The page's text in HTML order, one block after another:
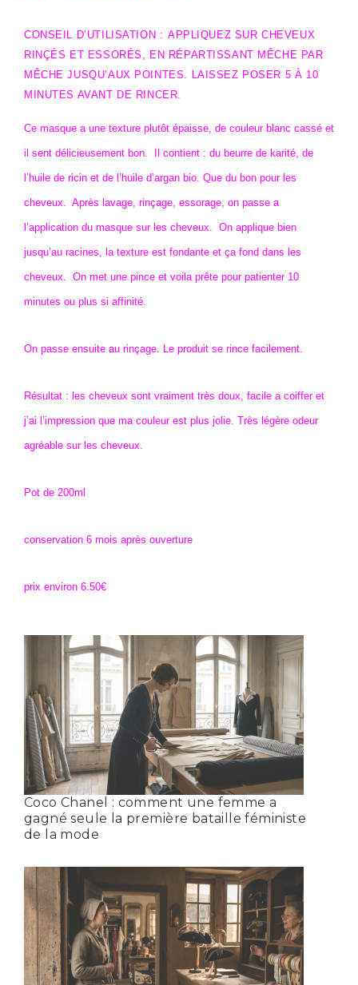
CONSEIL D’UTILISATION : APPLIQUEZ SUR CHEVEUX
RINÇÉS ET ESSORÉS, EN RÉPARTISSANT MÊCHE PAR
MÊCHE JUSQU’AUX POINTES. LAISSEZ POSER 5 À 10
MINUTES AVANT DE RINCER.
Ce masque a une texture plutôt épaisse, de couleur blanc cassé et
il sent délicieusement bon. Il contient : du beurre de karité, de
l’huile de ricin et de l’huile d’argan bio. Que du bon pour les
cheveux. Après lavage, rinçage, essorage, on passe a
l’application du masque sur les cheveux. On applique bien
jusqu’au racines, la texture est fondante et ça fond dans les
cheveux. On met une pince et voila prête pour patienter 10
minutes ou plus si affinité.
On passe ensuite au rinçage. Le produit se rince facilement.
Résultat : les cheveux sont vraiment très doux, facile a coiffer et
j’ai l’impression que ma couleur est plus jolie. Très légère odeur
agréable sur les cheveux.
Pot de 200ml
conservation 6 mois après ouverture
prix environ 6.50€
Coco Chanel : comment une femme a
gagné seule la première bataille féministe
de la mode